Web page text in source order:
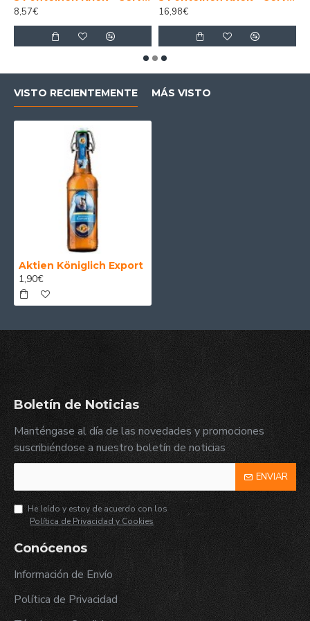
8,57€
16,98€
VISTO RECIENTEMENTE MÁS VISTO
Aktien Königlich Export
1,90€
Boletín de Noticias
Manténgase al día de las novedades y promociones
suscribiéndose a nuestro boletín de noticias
ENVIAR
He leído y estoy de acuerdo con los
Política de Privacidad y Cookies
Conócenos
Información de Envío
Política de Privacidad